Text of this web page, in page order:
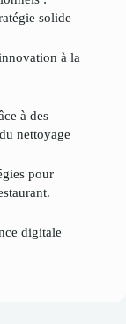
solide
à la
à des
nettoyage
pour
digitale